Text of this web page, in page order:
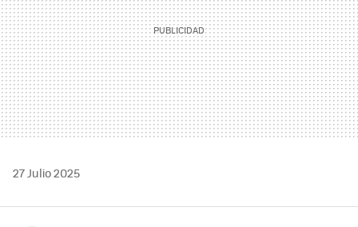
27 Julio 2025